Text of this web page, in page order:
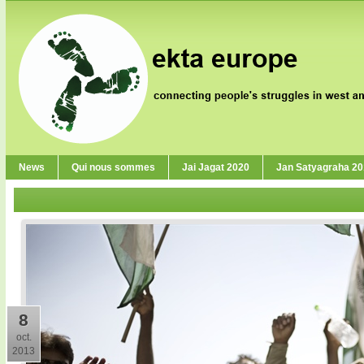
News Qui nous sommes Jai Jagat 2020 Jan Satyagraha
8
oct.
2013